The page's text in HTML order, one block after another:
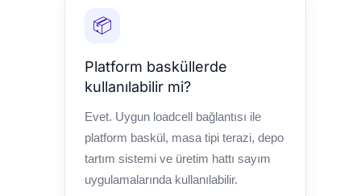
📦
Platform basküllerde
kullanılabilir mi?
Evet. Uygun loadcell bağlantısı ile
platform baskül, masa tipi terazi, depo
tartım sistemi ve üretim hattı sayım
uygulamalarında kullanılabilir.